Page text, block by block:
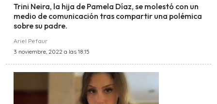
Trini Neira, la hija de Pamela Díaz, se molestó con un
medio de comunicación tras compartir una polémica
sobre su padre.
Ariel Pefaur
3 noviembre, 2022 a las 18:15